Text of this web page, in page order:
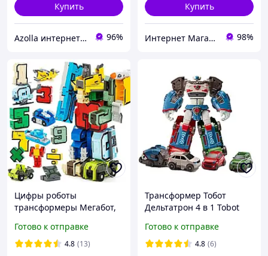
Купить
Azolla интернет-магазин 96%
Купить
Интернет Магазин "EmbisTM" 98%
Цифры роботы
трансформеры Мегабот,
набор 10в1
Готово к отправке
4.8 (13)
Трансформер Тобот
Дельтатрон 4 в 1 Tobot
Готово к отправке
4.8 (6)